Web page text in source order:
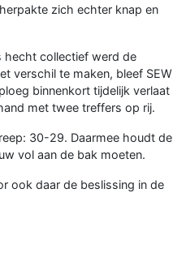
zich echter knap en
hecht collectief werd de
verschil te maken, bleef SEW
binnenkort tijdelijk verlaat
met twee treffers op rij.
30-29. Daarmee houdt de
vol aan de bak moeten.
ook daar de beslissing in de